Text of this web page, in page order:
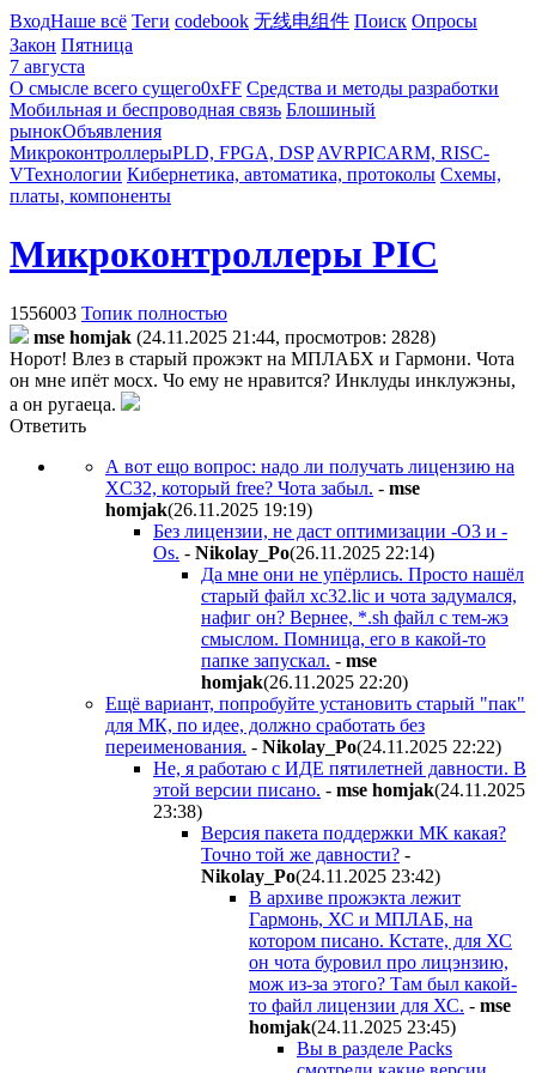
ВходНаше всё Теги codebook 无线电组件 Поиск Опросы
Закон Пятница
7 августа
О смысле всего сущего0xFF Средства и методы разработки
Мобильная и беспроводная связь Блошиный
рынокОбъявления
МикроконтроллерыPLD, FPGA, DSP AVRPICARM, RISC-
VТехнологии Кибернетика, автоматика, протоколы Схемы,
платы, компоненты
Микроконтроллеры PIC
1556003 Топик полностью
mse homjak (24.11.2025 21:44, просмотров: 2828)
Норот! Влез в старый прожэкт на МПЛАБХ и Гармони. Чота
он мне ипёт мосх. Чо ему не нравится? Инклуды инклужэны,
а он ругаеца.
Ответить
А вот ещо вопрос: надо ли получать лицензию на
XC32, который free? Чота забыл. - mse
homjak(26.11.2025 19:19)
Без лицензии, не даст оптимизации -O3 и -
Os. - Nikolay_Po(26.11.2025 22:14)
Да мне они не упёрлись. Просто нашёл
старый файл xc32.lic и чота задумался,
нафиг он? Вернее, *.sh файл с тем-жэ
смыслом. Помница, его в какой-то
папке запускал. - mse
homjak(26.11.2025 22:20)
Ещё вариант, попробуйте установить старый "пак"
для МК, по идее, должно сработать без
переименования. - Nikolay_Po(24.11.2025 22:22)
Не, я работаю с ИДЕ пятилетней давности. В
этой версии писано. - mse homjak(24.11.2025
23:38)
Версия пакета поддержки МК какая?
Точно той же давности? -
Nikolay_Po(24.11.2025 23:42)
В архиве прожэкта лежит
Гармонь, ХС и МПЛАБ, на
котором писано. Кстате, для ХС
он чота буровил про лицэнзию,
мож из-за этого? Там был какой-
то файл лицензии для ХС. - mse
homjak(24.11.2025 23:45)
Вы в разделе Packs